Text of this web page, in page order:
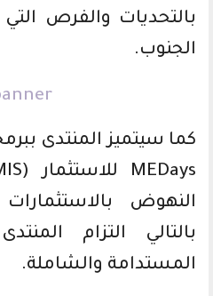
بالتحديات والفرص التي
الجنوب.
كما سيتميز المنتدى
النهوض
بالتالي التزام
المستدامة والشاملة.